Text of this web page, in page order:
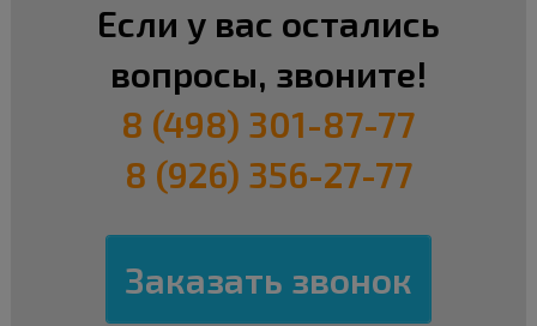
Если у вас остались
вопросы, звоните!
8 (498) 301-87-77
8 (926) 356-27-77